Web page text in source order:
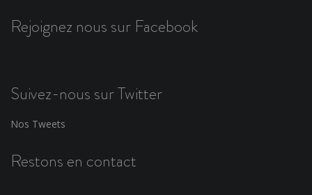
Rejoignez nous sur Facebook
Suivez-nous sur Twitter
Nos Tweets
Restons en contact